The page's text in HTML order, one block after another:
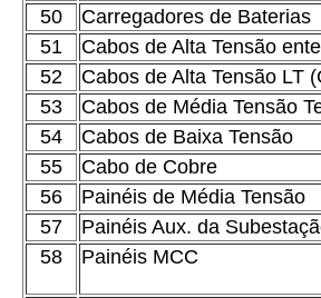
50
Carregadores de Baterias
51
Cabos de Alta Tensão
52
Cabos de Alta Tensão LT
53
Cabos de Média Tensão
54
Cabos de Baixa Tensão
55
Cabo de Cobre
56
Painéis de Média Tensão
57
Painéis Aux. da
58
Painéis MCC